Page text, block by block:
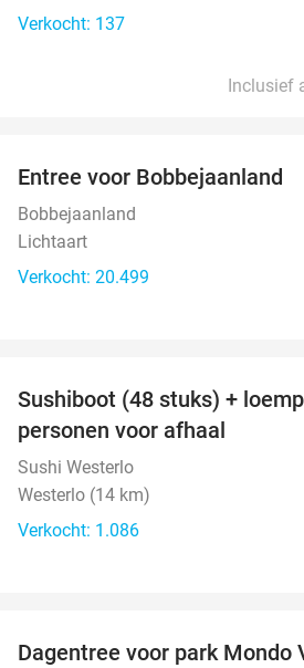
Verkocht: 137
Inclusief
Entree voor Bobbejaanland
Bobbejaanland
Lichtaart
Verkocht: 20.499
Sushiboot (48 stuks) +
personen voor afhaal
Sushi Westerlo
Westerlo (14 km)
Verkocht: 1.086
Dagentree voor park Mondo